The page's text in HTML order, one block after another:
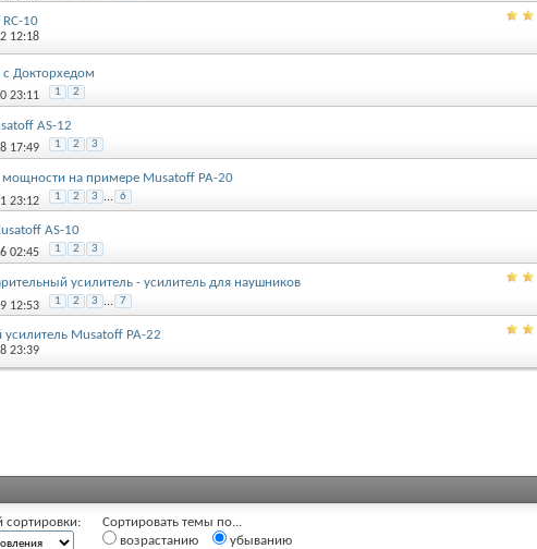
10
12:18
с Докторхедом
23:11 1 2
AS-12
17:49 1 2 3
мощности на примере Musatoff PA-20
23:12 1 2 3 ... 6
AS-10
02:45 1 2 3
усилитель - усилитель для наушников
12:53 1 2 3 ... 7
Musatoff PA-22
23:39
сортировки:
Сортировать темы по...
возрастанию
убыванию